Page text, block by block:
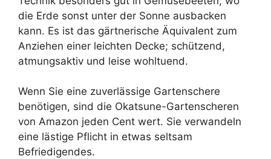
die Erde sonst unter der Sonne ausbacken
kann. Es ist das gärtnerische Äquivalent zum
Anziehen einer leichten Decke; schützend,
atmungsaktiv und leise wohltuend.
Wenn Sie eine zuverlässige Gartenschere
benötigen, sind die Okatsune-Gartenscheren
von Amazon jeden Cent wert. Sie verwandeln
eine lästige Pflicht in etwas seltsam
Befriedigendes.